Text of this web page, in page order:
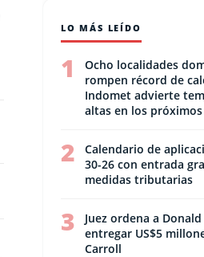
LO MÁS LEÍDO
1
Ocho localidades
rompen récord de
Indomet advierte
altas en los próximos
2
Calendario de
30-26 con entrada
medidas tributarias
3
Juez ordena a
entregar US$5
Carroll